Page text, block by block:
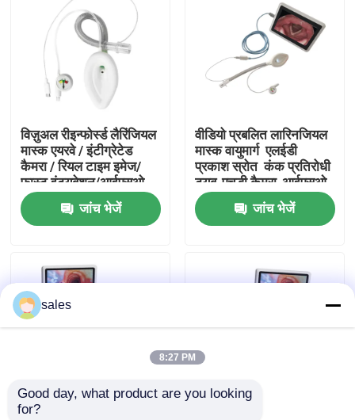
वीआर दिखाएँ
फैक्टरी यात्रा
गुणवत्ता नियंत्रण
हमसे संपर्क करें
एक बोली का अनुरोध
स्वरयंत्र मुखौटा वायुमार्ग
विज़ुअल रीइन्फोर्स्ड लैरिंजियल
मास्क एयरवे / इंटीग्रेटेड
कैमरा / रियल टाइम इमेज/
फास्ट इंट्यूबेशन/आईएसओ
जांच भेजें
वीडियो प्रबलित लारिनजियल
मास्क वायुमार्ग ️ एलईडी
प्रकाश स्रोत ️ कंक प्रतिरोधी
ट्यूब-एचडी कैमरा-आईएसओ
जांच भेजें
विजुअल कंबाइंड एंडोब्रोंकियल
sales
8:27 PM
Good day, what product are you looking
for?